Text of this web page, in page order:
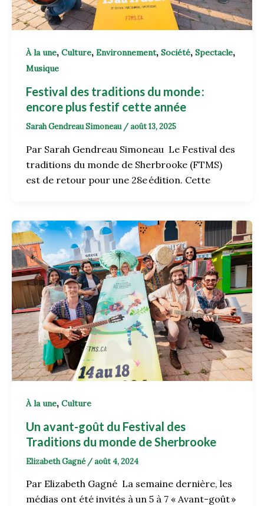
À la une, Culture, Environnement, Société, Spectacle,
Musique
Festival des traditions du monde :
encore plus festif cette année
Sarah Gendreau Simoneau /août 13, 2025
Par Sarah Gendreau Simoneau Le Festival des
traditions du monde de Sherbrooke (FTMS)
est de retour pour une 28e édition. Cette
À la une, Culture
Un avant-goût du Festival des
Traditions du monde de Sherbrooke
Elizabeth Gagné /août 4, 2024
Par Elizabeth Gagné La semaine dernière, les
médias ont été invités à un 5 à 7 « Avant-goût »